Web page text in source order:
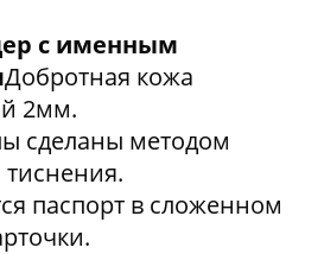
с именным
Добротная кожа
2мм.
сделаны методом
тиснения.
паспорт в сложенном